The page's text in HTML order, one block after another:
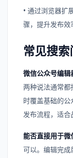
• 通过浏览器扩
骤，提升发布效
常见搜
微信公众号编辑
两种说法通常都
时覆盖基础的公
发布流程，适合
能否直接用于微
可以。编辑完